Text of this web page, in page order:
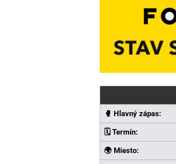
🥊️ Hlavný zápas:
🗓️ Termín:
🌍 Miesto: